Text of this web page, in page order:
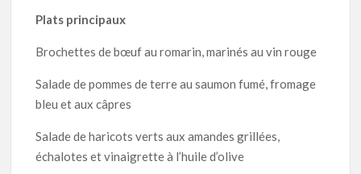
Plats principaux
Brochettes de bœuf au romarin, marinés au vin rouge
Salade de pommes de terre au saumon fumé, fromage
bleu et aux câpres
Salade de haricots verts aux amandes grillées,
échalotes et vinaigrette à l’huile d’olive